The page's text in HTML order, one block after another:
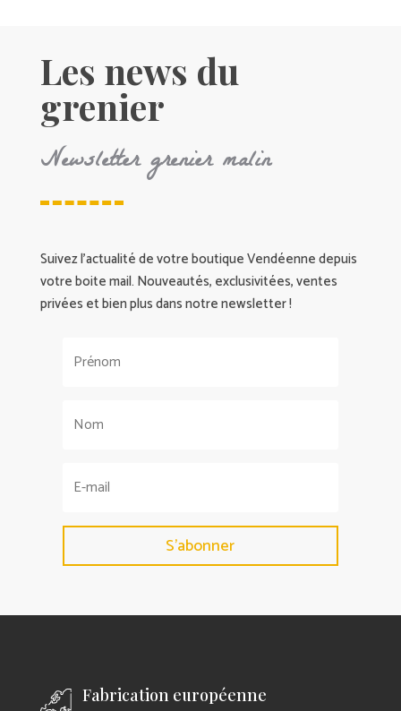
Les news du
grenier
Newsletter grenier malin
Suivez l’actualité de votre boutique Vendéenne depuis
votre boite mail. Nouveautés, exclusivitées, ventes
privées et bien plus dans notre newsletter !
S'abonner
Fabrication européenne